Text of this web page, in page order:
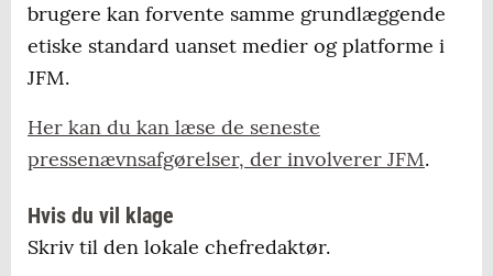
brugere kan forvente samme grundlæggende
etiske standard uanset medier og platforme i
JFM.
Her kan du kan læse de seneste
pressenævnsafgørelser, der involverer JFM.
Hvis du vil klage
Skriv til den lokale chefredaktør.